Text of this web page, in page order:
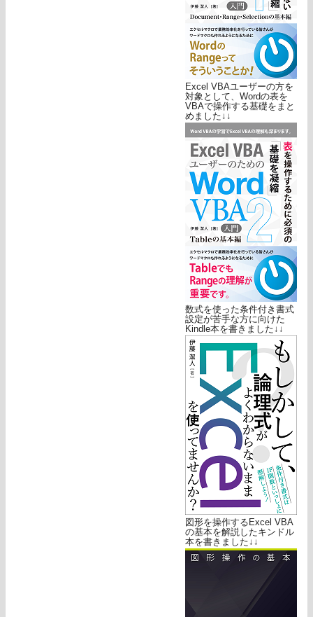
Excel VBAユーザーの方を
対象として、Wordの表を
VBAで操作する基礎をまと
めました↓↓
数式を使った条件付き書式
設定が苦手な方に向けた
Kindle本を書きました↓↓
図形を操作するExcel VBA
の基本を解説したキンドル
本を書きました↓↓